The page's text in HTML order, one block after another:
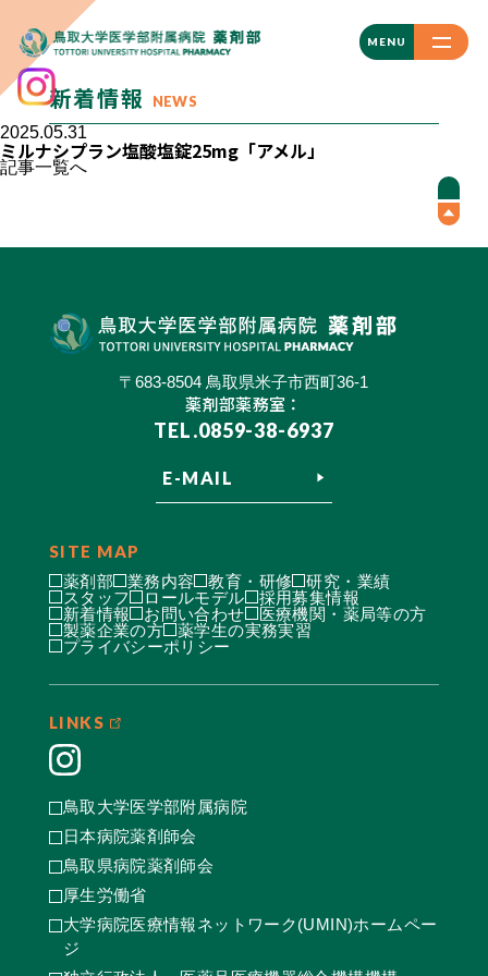
MENU
CLOSE
新着情報 NEWS
2025.05.31
ミルナシプラン塩酸塩錠25mg「アメル」
記事一覧へ
〒683-8504 鳥取県米子市西町36-1
薬剤部薬務室：
TEL.0859-38-6937
E-MAIL
SITE MAP
薬剤部 業務内容 教育・研修
研究・業績
スタッフ
ロールモデル
採用募集情報
新着情報
お問い合わせ
医療機関・薬局等の方
製薬企業の方
薬学生の実務実習
プライバシーポリシー
LINKS
鳥取大学医学部附属病院
日本病院薬剤師会
鳥取県病院薬剤師会
厚生労働省
大学病院医療情報ネットワーク(UMIN)ホームペー
ジ